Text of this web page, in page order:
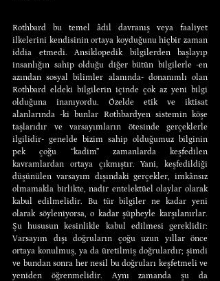
Rothbard bu temel âdil davranış veya faaliyet
ilkelerini kendisinin ortaya koyduğunu hiçbir zaman
iddia etmedi. Ansiklopedik bilgilerden başlayıp
insanlığın sahip olduğu diğer bütün bilgilerle -en
azından sosyal bilimler alanında- donanımlı olan
Rothbard eldeki bilgilerin içinde çok az yeni bilgi
olduğuna inanıyordu. Özelde etik ve iktisat
alanlarında -ki bunlar Rothbardyen sistemin köşe
taşlarıdır ve varsayımların ötesinde gerçeklerle
ilgilidir- genelde bizim sahip olduğumuz bilginin
pek çoğu “kadim” zamanlarda keşfedilen
kavramlardan ortaya çıkmıştır. Yani, keşfedildiği
düşünülen varsayım dışındaki gerçekler, imkânsız
olmamakla birlikte, nadir entelektüel olaylar olarak
kabul edilmelidir. Bu tür bilgiler ne kadar yeni
olarak söyleniyorsa, o kadar şüpheyle karşılanırlar.
Şu hususun kesinlikle kabul edilmesi gereklidir:
Varsayım dışı doğruların çoğu uzun yıllar önce
ortaya konulmuş, ya da üretilmiş doğrulardır; şimdi
ve bundan sonra her nesil bu doğruları keşfetmeli ve
yeniden öğrenmelidir. Aynı zamanda şu da